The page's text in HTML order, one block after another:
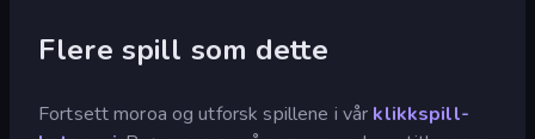
Flere spill som dette
Fortsett moroa og utforsk spillene i vår klikkspill-